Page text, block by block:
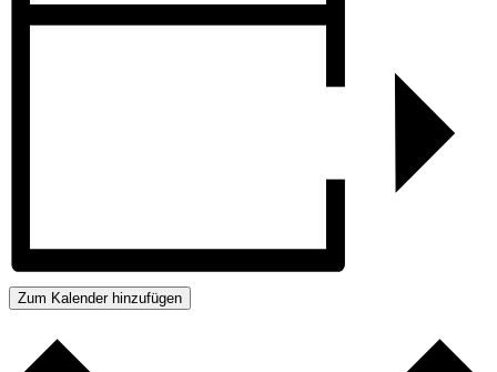
Zum Kalender hinzufügen